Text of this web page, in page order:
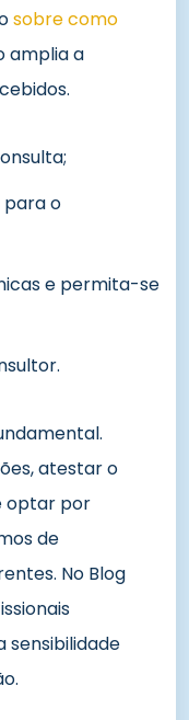
sobre como
amplia a
para o
e permita-se
atestar o
optar por
de
No Blog
sensibilidade